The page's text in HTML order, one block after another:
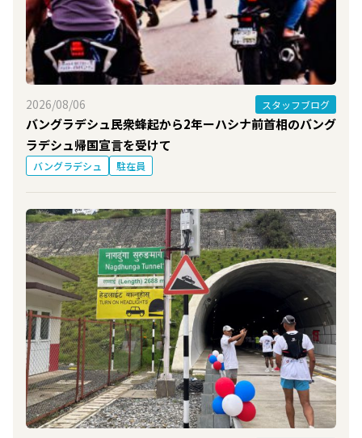
2026/08/06 スタッフブログ
バングラデシュ民衆蜂起から2年ーハシナ前首相のバング
ラデシュ帰国宣言を受けて
バングラデシュ 駐在員